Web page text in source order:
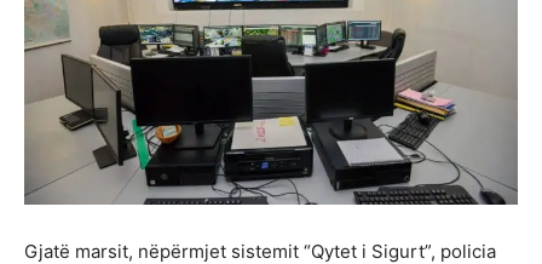
Gjatë marsit, nëpërmjet sistemit “Qytet i Sigurt”, policia